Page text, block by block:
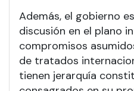
Además, el gobierno
discusión en el plano
compromisos
de tratados
tienen jerarquía